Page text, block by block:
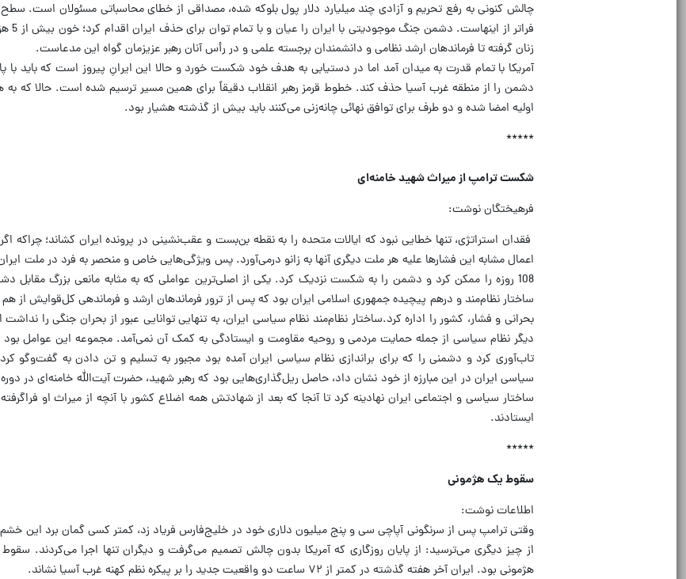
چالش کنونی به رفع تحریم و آزادی چند میلیارد دلار پول بلوکه شده، مصداقی از خطای محاسباتی مسئولان است. سطح
فراتر از
زنان گرفته تا فرماندهان ارشد نظامی و دانشمندان برجسته علمی و در رأس آنان رهبر عزیزمان گواه این مدعاست.
آمریکا با تمام قدرت به میدان آمد اما در دستیابی به هدف خود شکست خورد و حالا این ایرانِ پیروز است که باید با
دشمن را از منطقه غرب آسیا حذف کند. خطوط قرمز رهبر انقلاب دقیقاً برای همین مسیر ترسیم شده است. حالا که به هر
اولیه امضا شده و دو طرف برای توافق نهائی چانه‌زنی می‌کنند باید بیش از گذشته هشیار بود.
*****
شکست ترامپ از میراث شهید خامنه‌ای
فرهیختگان نوشت:
فقدان استراتژی، تنها خطایی نبود که ایالات متحده را به نقطه بن‌بست و عقب‌نشینی در پرونده ایران کشاند؛ چراکه اگر
اعمال مشابه این فشارها علیه هر ملت دیگری آنها به زانو درمی‌آورد. پس ویژگی‌هایی خاص و منحصر به فرد در ملت
108 روزه را ممکن کرد و دشمن را به شکست نزدیک کرد. یکی از اصلی‌ترین عواملی که به مثابه مانعی بزرگ مقابل
ساختار نظام‌مند و درهم پیچیده جمهوری اسلامی ایران بود که پس از ترور فرماندهان ارشد و فرماندهی کل‌قوایش از
بحرانی و فشار، کشور را اداره کرد.ساختار نظام‌مند نظام سیاسی ایران، به تنهایی توانایی عبور از بحران جنگی را
دیگر نظام سیاسی از جمله حمایت مردمی و روحیه مقاومت و ایستادگی به کمک آن نمی‌آمد. مجموعه این عوامل بود که
تاب‌آوری کرد و دشمنی را که برای براندازی نظام سیاسی ایران آمده بود مجبور به تسلیم و تن دادن به گفت‌وگو
ساختار سیاسی و اجتماعی ایران نهادینه کرد تا آنجا که بعد از شهادتش همه اضلاع کشور با آنچه از میراث او
ایستادند.
*****
سقوط یک هژمونی
اطلاعات نوشت:
وقتی ترامپ پس از سرنگونی آپاچی سی و پنج میلیون دلاری خود در خلیج‌فارس فریاد زد، کمتر کسی گمان برد این
از چیز دیگری می‌ترسید: از پایان روزگاری که آمریکا بدون چالش تصمیم می‌گرفت و دیگران تنها اجرا می‌کردند.
هژمونی بود. ایران آخر هفته گذشته در کمتر از ۷۲ ساعت دو واقعیت جدید را بر پیکره نظم کهنه غرب آسیا نشاند.